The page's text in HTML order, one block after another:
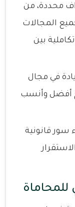
محددة، من
المجالات
بين
في مجال
أفضل وأنسب
سور قانونية